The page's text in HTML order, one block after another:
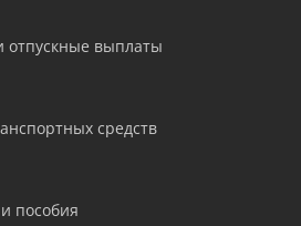
отпускные выплаты
средств
пособия